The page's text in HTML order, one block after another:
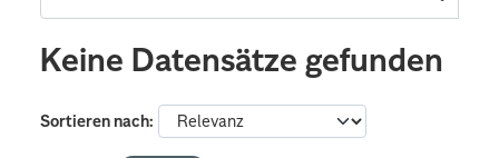
Keine Datensätze gefunden
Sortieren nach